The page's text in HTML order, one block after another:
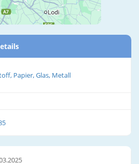
Papier, Glas, Metall